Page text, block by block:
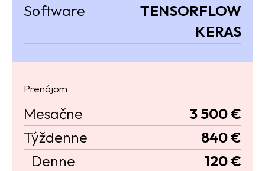
Software
TENSORFLOW
KERAS
Prenájom
Mesačne
3 500 €
Týždenne
840 €
Denne
120 €